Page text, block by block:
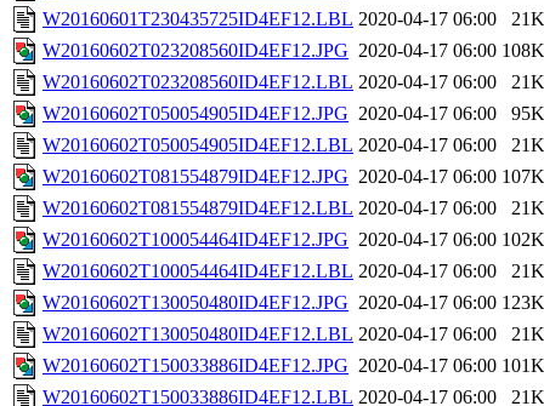
W20160601T230435725ID4EF12.LBL 2020-04-17 06:00
21K
W20160602T023208560ID4EF12.JPG 2020-04-17 06:00 108K
W20160602T023208560ID4EF12.LBL 2020-04-17 06:00
21K
W20160602T050054905ID4EF12.JPG 2020-04-17 06:00
95K
W20160602T050054905ID4EF12.LBL 2020-04-17 06:00
21K
W20160602T081554879ID4EF12.JPG 2020-04-17 06:00 107K
W20160602T081554879ID4EF12.LBL 2020-04-17 06:00
21K
W20160602T100054464ID4EF12.JPG 2020-04-17 06:00 102K
W20160602T100054464ID4EF12.LBL 2020-04-17 06:00
21K
W20160602T130050480ID4EF12.JPG 2020-04-17 06:00 123K
W20160602T130050480ID4EF12.LBL 2020-04-17 06:00
21K
W20160602T150033886ID4EF12.JPG 2020-04-17 06:00 101K
W20160602T150033886ID4EF12.LBL 2020-04-17 06:00
21K